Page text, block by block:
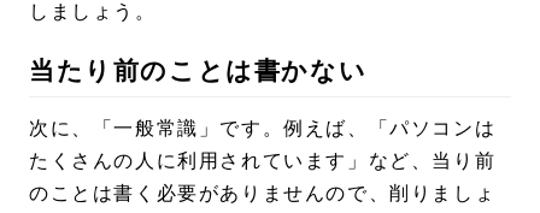
しましょう。
当たり前のことは書かない
次に、「一般常識」です。例えば、「パソコンは
たくさんの人に利用されています」など、当り前
のことは書く必要がありませんので、削りましょ